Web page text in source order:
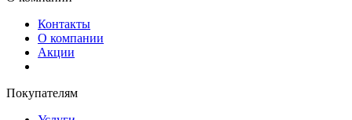
Контакты
О компании
Акции
Покупателям